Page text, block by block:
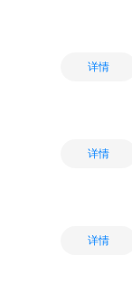
详情
详情
详情